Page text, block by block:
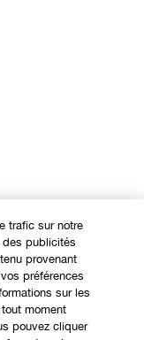
trafic sur notre
des publicités
provenant
préférences
sur les
moment
pouvez cliquer